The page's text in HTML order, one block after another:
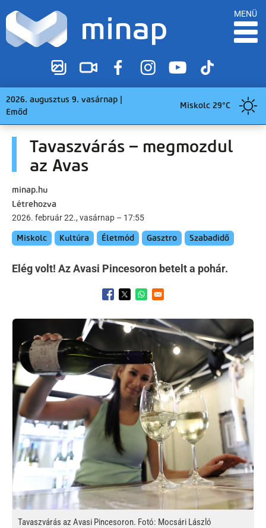
MENÜ
2026. augusztus 9. vasárnap |
Emőd
Miskolc 29°C
Tavaszvárás – megmozdul
az Avas
minap.hu
Létrehozva
2026. február 22., vasárnap – 17:55
Miskolc Kultúra Életmód Gasztro Szabadidő
Elég volt! Az Avasi Pincesoron betelt a pohár.
Opens in a new window
Opens in a new window
Opens in a new window
Kép
Tavaszvárás az Avasi Pincesoron. Fotó: Mocsári László